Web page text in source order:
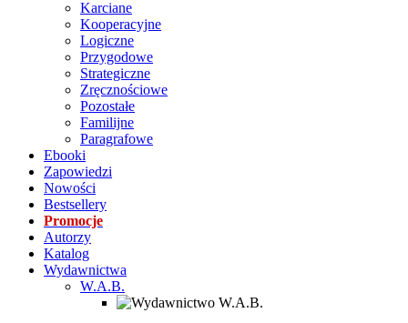
Karciane
Kooperacyjne
Logiczne
Przygodowe
Strategiczne
Zręcznościowe
Pozostałe
Familijne
Paragrafowe
Ebooki
Zapowiedzi
Nowości
Bestsellery
Promocje
Autorzy
Katalog
Wydawnictwa
W.A.B.